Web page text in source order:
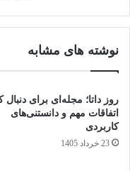
نوشته های مشابه
روز داتا؛ مجله‌ای برای دنبال
اتفاقات مهم و دانستنی‌های
کاربردی
23 خرداد 1405